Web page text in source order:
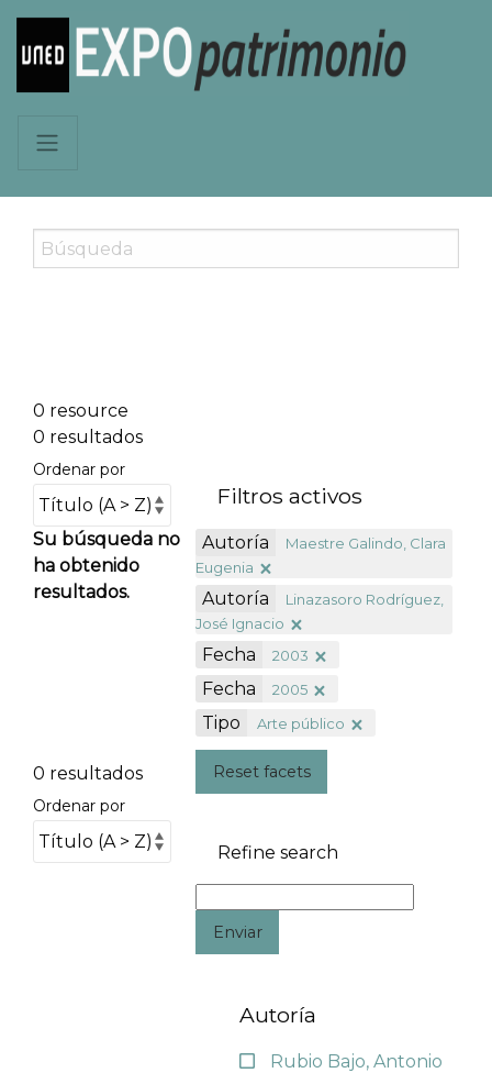
0 resource
0 resultados
Ordenar por
Su búsqueda no
ha obtenido
resultados.
0 resultados
Ordenar por
Filtros activos
Autoría
Maestre Galindo, Clara
Eugenia
Autoría
Linazasoro Rodríguez,
José Ignacio
Fecha 2003
Fecha 2005
Tipo Arte público
Reset facets
Refine search
Enviar
Autoría
Rubio Bajo, Antonio